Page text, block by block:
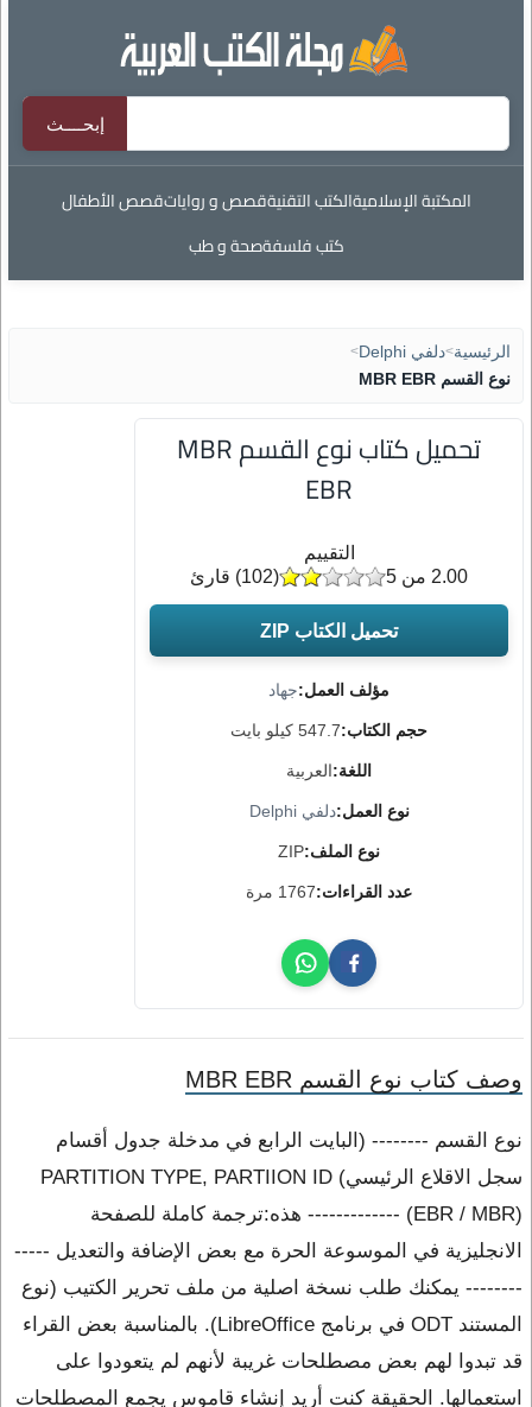
المكتبة الإسلاميةالكتب التقنيةقصص و رواياتقصص الأطفال
كتب فلسفةصحة و طب
الرئيسية>دلفي Delphi >
نوع القسم MBR EBR
تحميل كتاب نوع القسم MBR
EBR
مؤلف العمل:جهاد
حجم الكتاب:547.7 كيلو بايت
اللغة:العربية
نوع العمل:دلفي Delphi
نوع الملف:ZIP
عدد القراءات:1767 مرة
التقييم
(
102) قارئ 2.00 من 5
تحميل الكتاب ZIP
وصف كتاب نوع القسم MBR EBR
نوع القسم -------- (البايت الرابع في مدخلة جدول أقسام
سجل الاقلاع الرئيسي) PARTITION TYPE, PARTIION ID
(EBR / MBR) ------------- هذه:ترجمة كاملة للصفحة
الانجليزية في الموسوعة الحرة مع بعض الإضافة والتعديل -----
-------- يمكنك طلب نسخة اصلية من ملف تحرير الكتيب (نوع
المستند ODT في برنامج LibreOffice). بالمناسبة بعض القراء
قد تبدوا لهم بعض مصطلحات غريبة لأنهم لم يتعودوا على
استعمالها. الحقيقة كنت أريد إنشاء قاموس يجمع المصطلحات